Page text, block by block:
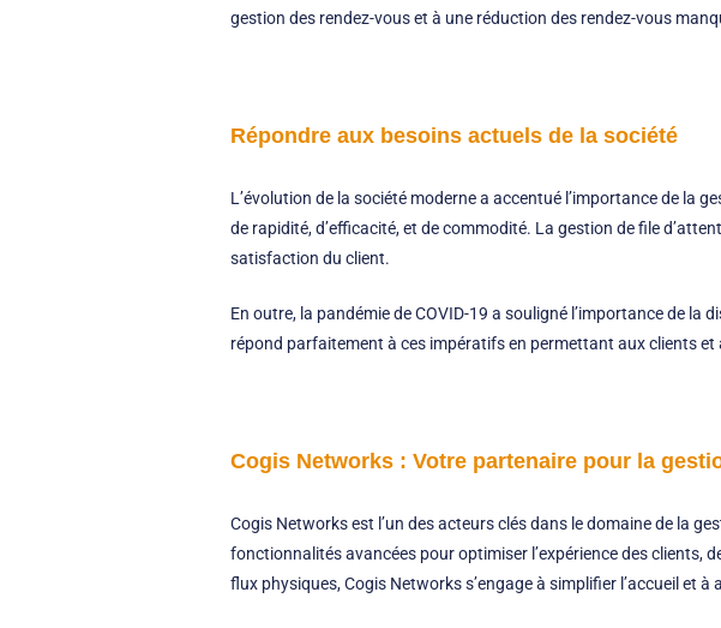
gestion des rendez-vous et à une réduction des rendez-vous
Répondre aux besoins actuels de la société
L’évolution de la société moderne a accentué l’importance de la
de rapidité, d’efficacité, et de commodité. La gestion de file
satisfaction du client.
En outre, la pandémie de COVID-19 a souligné l’importance de
répond parfaitement à ces impératifs en permettant aux clients
Cogis Networks : Votre partenaire pour la
Cogis Networks est l’un des acteurs clés dans le domaine de la
fonctionnalités avancées pour optimiser l’expérience des clients,
flux physiques, Cogis Networks s’engage à simplifier l’accueil et